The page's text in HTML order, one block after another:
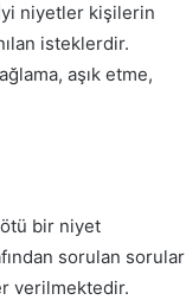
niyetler kişilerin
isteklerdir.
aşık etme,
bir niyet
sorulan sorular
verilmektedir.